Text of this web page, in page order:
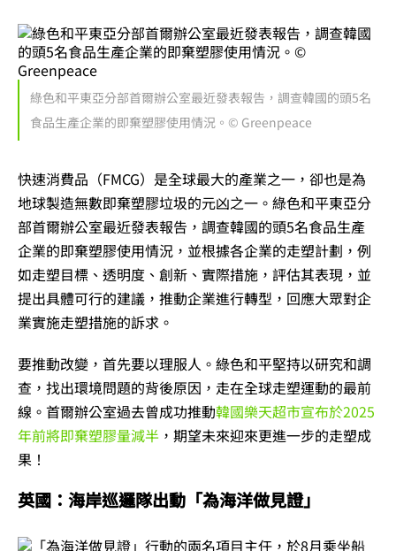
綠色和平東亞分部首爾辦公室最近發表報告，調查韓國的頭5名
食品生產企業的即棄塑膠使用情況。© Greenpeace
快速消費品（FMCG）是全球最大的產業之一，卻也是為
地球製造無數即棄塑膠垃圾的元凶之一。綠色和平東亞分
部首爾辦公室最近發表報告，調查韓國的頭5名食品生產
企業的即棄塑膠使用情況，並根據各企業的走塑計劃，例
如走塑目標、透明度、創新、實際措施，評估其表現，並
提出具體可行的建議，推動企業進行轉型，回應大眾對企
業實施走塑措施的訴求。
要推動改變，首先要以理服人。綠色和平堅持以研究和調
查，找出環境問題的背後原因，走在全球走塑運動的最前
線。首爾辦公室過去曾成功推動韓國樂天超市宣布於2025
年前將即棄塑膠量減半 ，期望未來迎來更進一步的走塑成
果！
英國：海岸巡邏隊出動「為海洋做見證」